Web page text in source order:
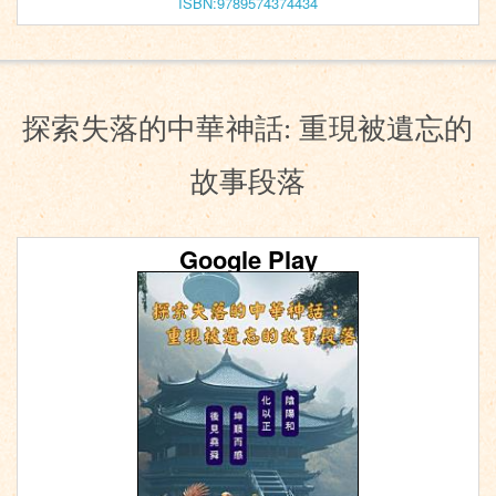
探索失落的中華神話: 重現被遺忘的
故事段落
Google Play